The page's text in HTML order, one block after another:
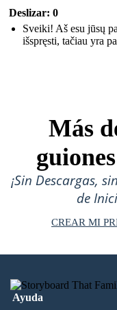
Deslizar: 0
Sveiki! Aš esu jūsų
išspręsti, tačiau yra
Más
¡Sin Descargas,
de
CREAR MI
Ayuda